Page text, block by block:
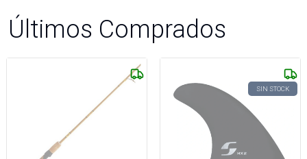
Últimos Comprados
SIN STOCK